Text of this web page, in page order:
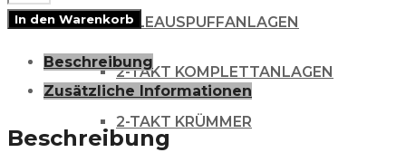
AUSPUFFANLAGEN
2-TAKT KOMPLETTANLAGEN
2-TAKT KRÜMMER
SX
Rolle
blau
In den Warenkorb
Beschreibung
Zusätzliche Informationen
Beschreibung